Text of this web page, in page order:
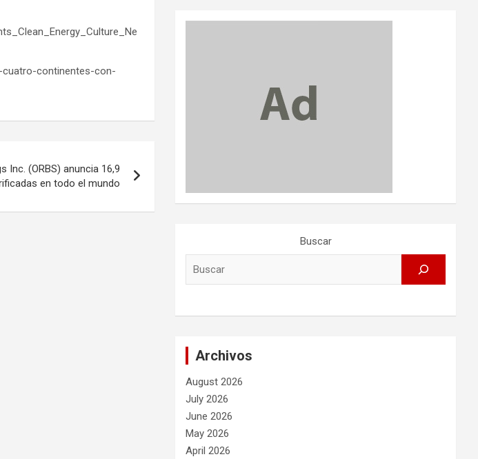
cuatro-continentes-con-
Inc. (ORBS) anuncia 16,9
en todo el mundo
Buscar
Archivos
August 2026
July 2026
June 2026
May 2026
April 2026